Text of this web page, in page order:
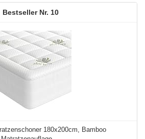
10
180x200cm, Bamboo